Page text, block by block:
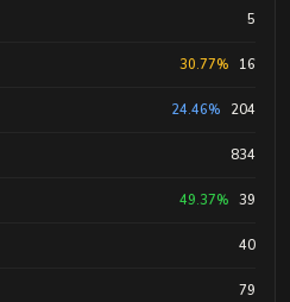
5
30.77% 16
24.46% 204
834
49.37% 39
40
79